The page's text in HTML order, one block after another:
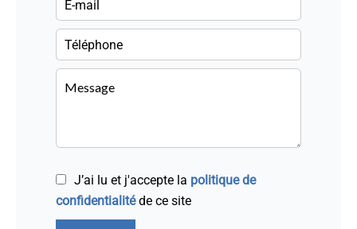
J’ai lu et j'accepte la politique de
confidentialitéde ce site